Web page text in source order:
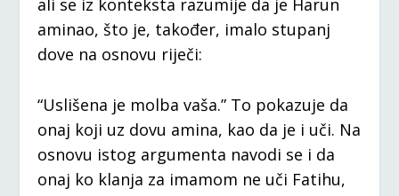
ali se iz konteksta razumije da je Harun
aminao, što je, također, imalo stupanj
dove na osnovu riječi:
“Uslišena je molba vaša.” To pokazuje da
onaj koji uz dovu amina, kao da je i uči. Na
osnovu istog argumenta navodi se i da
onaj ko klanja za imamom ne uči Fatihu,